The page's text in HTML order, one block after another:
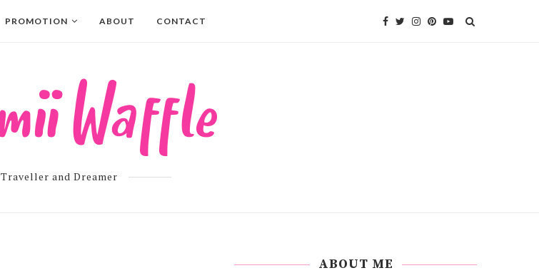
PROMOTION ABOUT CONTACT
Traveller and Dreamer
ABOUT ME